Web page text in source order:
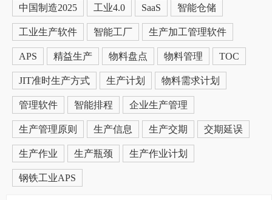
中国制造2025 工业4.0 SaaS 智能仓储
工业生产软件 智能工厂 生产加工管理软件
APS 精益生产 物料盘点 物料管理 TOC
JIT准时生产方式 生产计划 物料需求计划
管理软件 智能排程 企业生产管理
生产管理原则 生产信息 生产交期 交期延误
生产作业 生产瓶颈 生产作业计划
钢铁工业APS